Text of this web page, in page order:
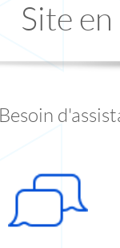
Site
Besoin